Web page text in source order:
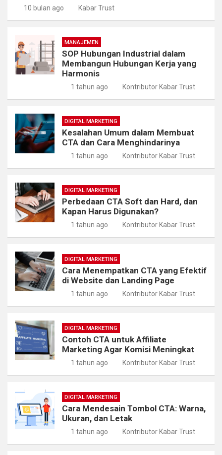
10 bulan ago Kabar Trust
MANAJEMEN
SOP Hubungan Industrial dalam
Membangun Hubungan Kerja yang
Harmonis
1 tahun ago Kontributor Kabar Trust
DIGITAL MARKETING
Kesalahan Umum dalam Membuat
CTA dan Cara Menghindarinya
1 tahun ago Kontributor Kabar Trust
DIGITAL MARKETING
Perbedaan CTA Soft dan Hard, dan
Kapan Harus Digunakan?
1 tahun ago Kontributor Kabar Trust
DIGITAL MARKETING
Cara Menempatkan CTA yang Efektif
di Website dan Landing Page
1 tahun ago Kontributor Kabar Trust
DIGITAL MARKETING
Contoh CTA untuk Affiliate
Marketing Agar Komisi Meningkat
1 tahun ago Kontributor Kabar Trust
DIGITAL MARKETING
Cara Mendesain Tombol CTA: Warna,
Ukuran, dan Letak
1 tahun ago Kontributor Kabar Trust